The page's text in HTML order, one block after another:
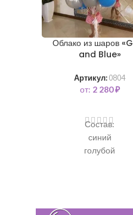
Облако из шаров
and Blue»
Артикул: 0804
от: 2 280₽
Состав:
синий
голубой